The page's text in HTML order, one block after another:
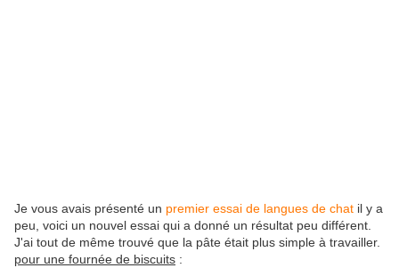
Je vous avais présenté un premier essai de langues de chat il y a
peu, voici un nouvel essai qui a donné un résultat peu différent.
J'ai tout de même trouvé que la pâte était plus simple à travailler.
pour une fournée de biscuits :